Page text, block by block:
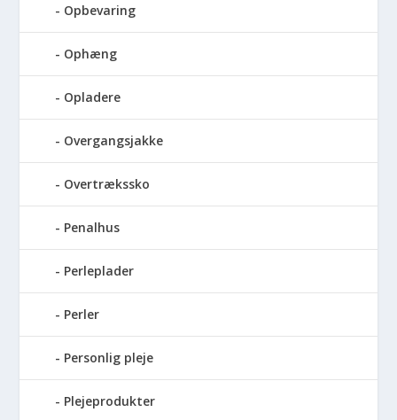
Opbevaring
Ophæng
Opladere
Overgangsjakke
Overtrækssko
Penalhus
Perleplader
Perler
Personlig pleje
Plejeprodukter